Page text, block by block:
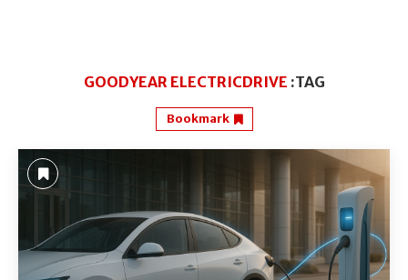
TAG:
GOODYEAR ELECTRICDRIVE
Bookmark